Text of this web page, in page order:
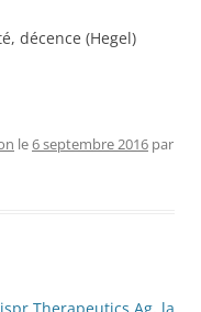
décence (Hegel)
le6 septembre 2016 par